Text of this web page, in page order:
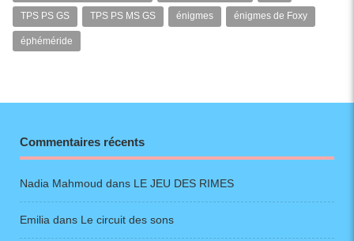
TPS PS GS TPS PS MS GS énigmes énigmes de Foxy
éphéméride
Commentaires récents
Nadia Mahmoud dans LE JEU DES RIMES
Emilia dans Le circuit des sons